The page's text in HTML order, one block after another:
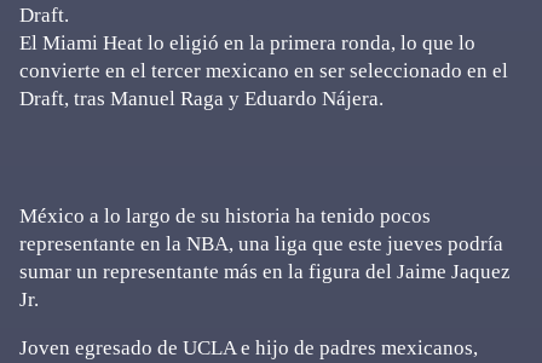
Draft.
El Miami Heat lo eligió en la primera ronda, lo que lo
convierte en el tercer mexicano en ser seleccionado en el
Draft, tras Manuel Raga y Eduardo Nájera.
México a lo largo de su historia ha tenido pocos
representante en la NBA, una liga que este jueves podría
sumar un representante más en la figura del Jaime Jaquez
Jr.
Joven egresado de UCLA e hijo de padres mexicanos,